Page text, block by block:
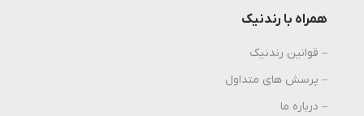
همراه با رندنیک
– قوانین رندنیک
– پرسش های متداول
– درباره ما